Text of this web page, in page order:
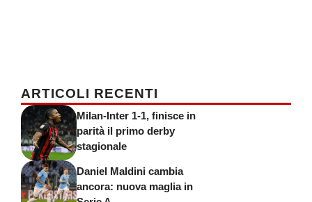
ARTICOLI RECENTI
Milan-Inter 1-1, finisce in
parità il primo derby
stagionale
Daniel Maldini cambia
ancora: nuova maglia in